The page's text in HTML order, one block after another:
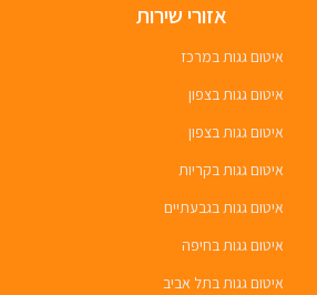
אזורי שירות
איטום גגות במרכז
איטום גגות בצפון
איטום גגות בצפון
איטום גגות בקריות
איטום גגות בגבעתיים
איטום גגות בחיפה
איטום גגות בתל אביב